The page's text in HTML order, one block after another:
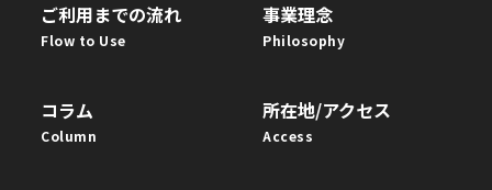
ご利用までの流れ
Flow to Use
事業理念
Philosophy
コラム
Column
所在地/アクセス
Access